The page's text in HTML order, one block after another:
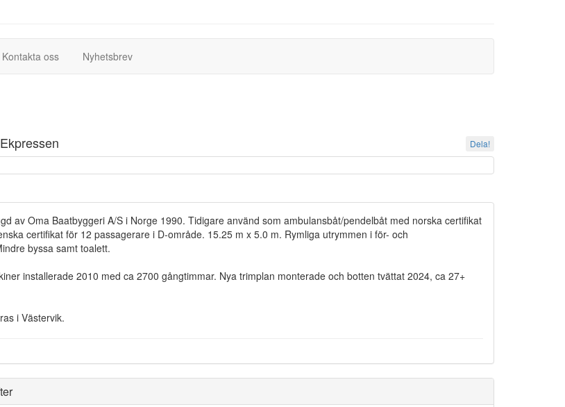
Kontakta oss(current)Nyhetsbrev(current)
Dela!
av Oma Baatbyggeri A/S i Norge 1990. Tidigare använd som ambulansbåt/pendelbåt med norska certifikat
certifikat för 12 passagerare i D-område. 15.25 m x 5.0 m. Rymliga utrymmen i för- och
byssa samt toalett.
installerade 2010 med ca 2700 gångtimmar. Nya trimplan monterade och botten tvättat 2024, ca 27+
i Västervik.